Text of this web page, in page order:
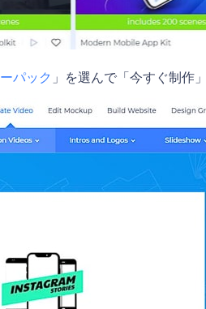
パック 」を選んで「今すぐ制作